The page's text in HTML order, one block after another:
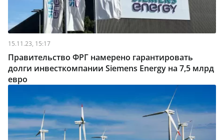
15.11.23, 15:17
Правительство ФРГ намерено гарантировать
долги инвесткомпании Siemens Energy на 7,5 млрд
евро